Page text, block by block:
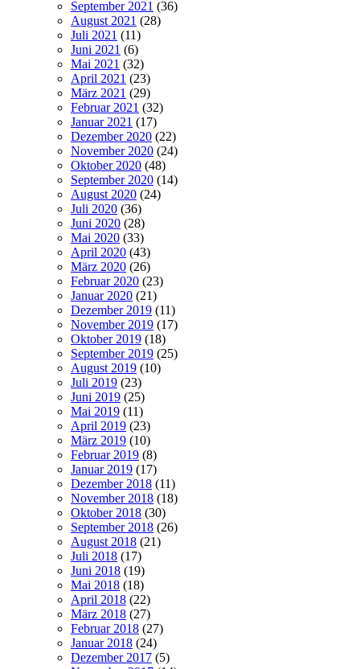
September 2021 (36)
August 2021 (28)
Juli 2021 (11)
Juni 2021 (6)
Mai 2021 (32)
April 2021 (23)
März 2021 (29)
Februar 2021 (32)
Januar 2021 (17)
Dezember 2020 (22)
November 2020 (24)
Oktober 2020 (48)
September 2020 (14)
August 2020 (24)
Juli 2020 (36)
Juni 2020 (28)
Mai 2020 (33)
April 2020 (43)
März 2020 (26)
Februar 2020 (23)
Januar 2020 (21)
Dezember 2019 (11)
November 2019 (17)
Oktober 2019 (18)
September 2019 (25)
August 2019 (10)
Juli 2019 (23)
Juni 2019 (25)
Mai 2019 (11)
April 2019 (23)
März 2019 (10)
Februar 2019 (8)
Januar 2019 (17)
Dezember 2018 (11)
November 2018 (18)
Oktober 2018 (30)
September 2018 (26)
August 2018 (21)
Juli 2018 (17)
Juni 2018 (19)
Mai 2018 (18)
April 2018 (22)
März 2018 (27)
Februar 2018 (27)
Januar 2018 (24)
Dezember 2017 (5)